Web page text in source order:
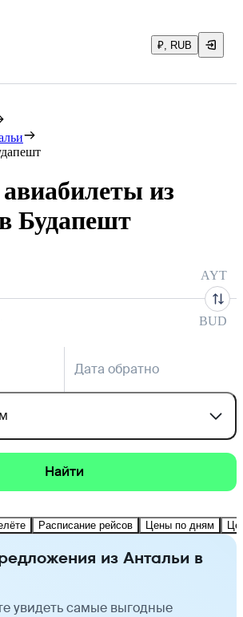
₽, RUB
из
Будапешт
AYT
BUD
Дата обратно
Найти
Расписание рейсов Цены по дням
из Антальи в
увидеть самые выгодные